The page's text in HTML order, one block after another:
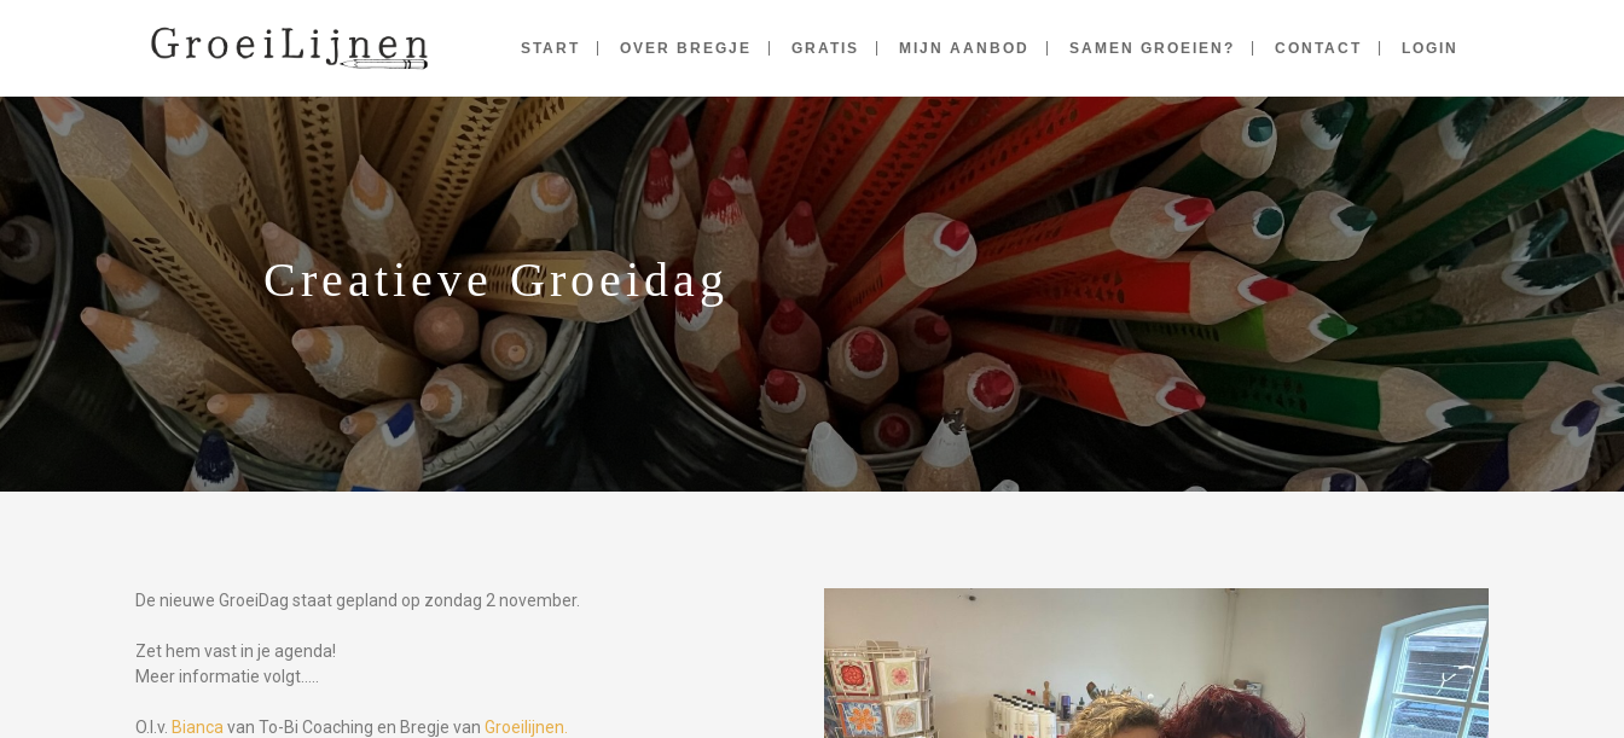
START OVER BREGJE GRATIS MIJN AANBOD SAMEN GROEIEN? CONTACT LOGIN
Creatieve Groeidag
De nieuwe GroeiDag staat gepland op zondag 2 november.
Zet hem vast in je agenda!
Meer informatie volgt…..
O.l.v. Bianca van To-Bi Coaching en Bregje van Groeilijnen.